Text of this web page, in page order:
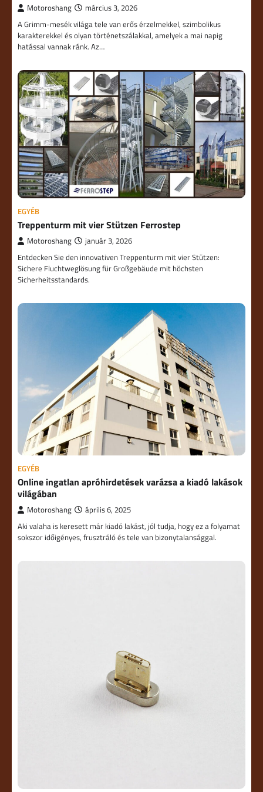
Motoroshang március 3, 2026
A Grimm-mesék világa tele van erős érzelmekkel, szimbolikus
karakterekkel és olyan történetszálakkal, amelyek a mai napig
hatással vannak ránk. Az…
EGYÉB
Treppenturm mit vier Stützen Ferrostep
Motoroshang január 3, 2026
Entdecken Sie den innovativen Treppenturm mit vier Stützen:
Sichere Fluchtweglösung für Großgebäude mit höchsten
Sicherheitsstandards.
EGYÉB
Online ingatlan apróhirdetések varázsa a kiadó lakások
világában
Motoroshang április 6, 2025
Aki valaha is keresett már kiadó lakást, jól tudja, hogy ez a folyamat
sokszor időigényes, frusztráló és tele van bizonytalansággal.